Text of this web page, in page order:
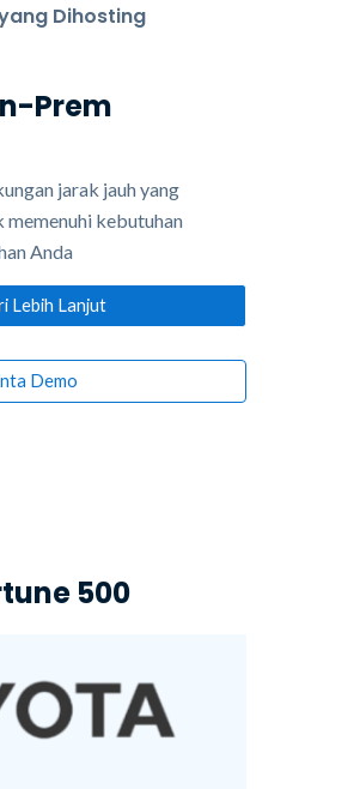
Dihosting
Prem
jarak jauh yang
kebutuhan
Anda
Lebih Lanjut
Demo
500